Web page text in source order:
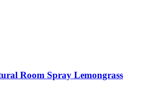
Room Spray Lemongrass